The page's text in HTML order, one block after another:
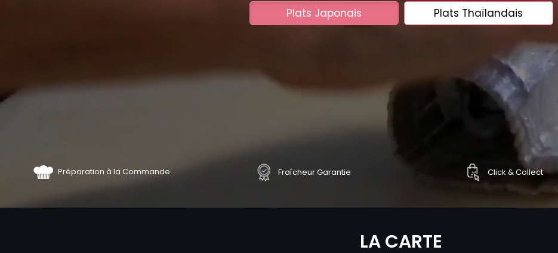
Plats Japonais Plats Thaïlandais
Préparation à la Commande Fraîcheur Garantie Click & Collect
LA CARTE
COMMANDER